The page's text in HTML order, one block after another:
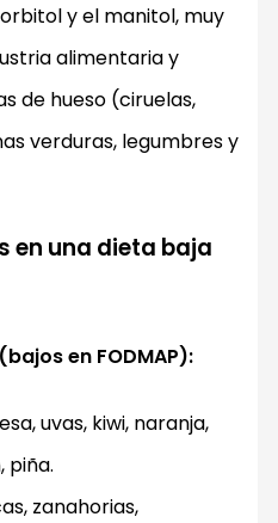
y el manitol, muy
alimentaria y
de hueso (ciruelas,
verduras, legumbres y
en una dieta baja
en FODMAP):
uvas, kiwi, naranja,
piña.
zanahorias,